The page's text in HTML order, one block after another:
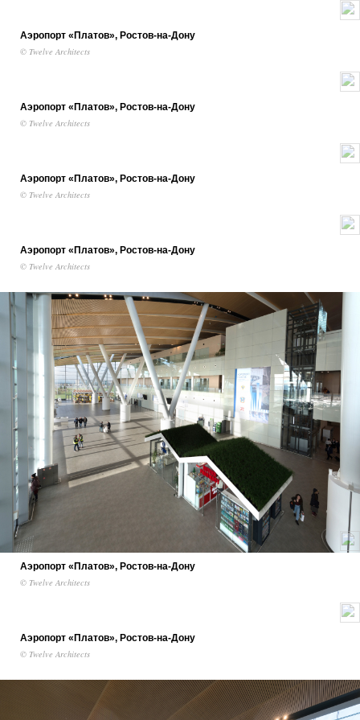
Аэропорт «Платов», Ростов-на-Дону
© Twelve Architects
Аэропорт «Платов», Ростов-на-Дону
© Twelve Architects